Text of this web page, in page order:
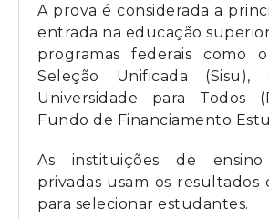
A prova é considerada a
entrada na educação
programas federais como
Seleção Unificada (Sisu),
Universidade para Todos
Fundo de Financiamento
As instituições de
privadas usam os resultados
para selecionar estudantes.